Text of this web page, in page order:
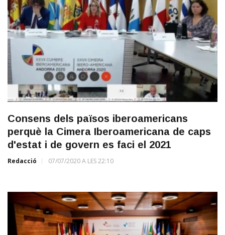
Consens dels països iberoamericans
perquè la Cimera Iberoamericana de caps
d'estat i de govern es faci el 2021
Redacció 07/07/2020 A LES 22:10